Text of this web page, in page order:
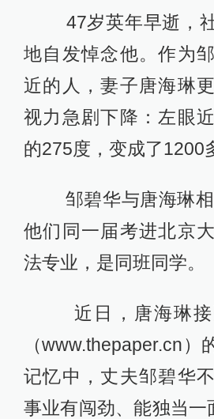
47岁英年早逝，社
地自发悼念他。作为
近的人，妻子唐海琳
视力急剧下降：左眼
的275度，变成了1200
邹碧华与唐海琳相
他们同一届考进北京
法专业，是同班同学。
近日，唐海琳接
（www.thepaper.cn）
记忆中，丈夫邹碧华
事业有闯劲、能独当一